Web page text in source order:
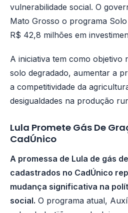
vulnerabilidade social. O
Mato Grosso o programa
R$ 42,8 milhões em
A iniciativa tem como objetivo
solo degradado, aumentar a
a competitividade da
desigualdades na produção
Lula Promete Gás De
CadÚnico
A promessa de Lula de gás
cadastrados no CadÚnico
mudança significativa na
social. O programa atual,